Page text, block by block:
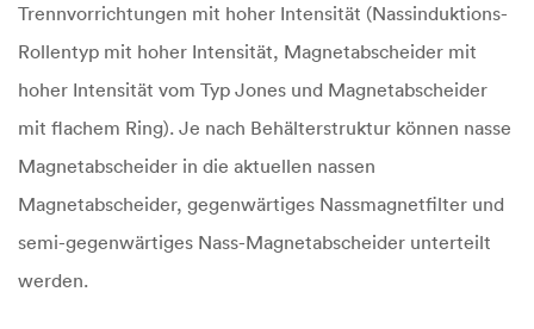
Trennvorrichtungen mit hoher Intensität (Nassinduktions-
Rollentyp mit hoher Intensität, Magnetabscheider mit
hoher Intensität vom Typ Jones und Magnetabscheider
mit flachem Ring). Je nach Behälterstruktur können nasse
Magnetabscheider in die aktuellen nassen
Magnetabscheider, gegenwärtiges Nassmagnetfilter und
semi-gegenwärtiges Nass-Magnetabscheider unterteilt
werden.